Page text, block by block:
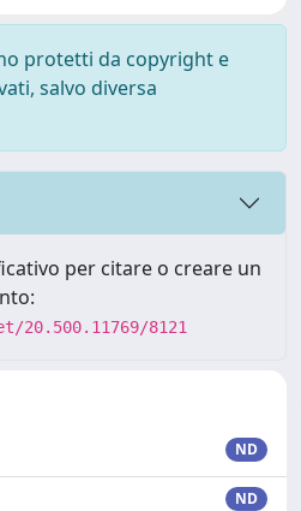
protetti da copyright e
salvo diversa
per citare o creare un
8121
ND
ND